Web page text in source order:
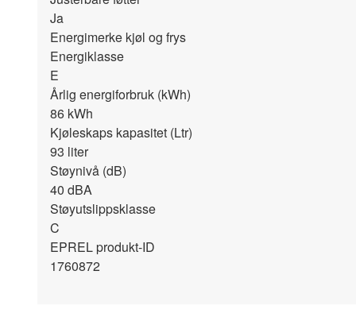
Ja
Energimerke kjøl og frys
Energiklasse
E
Årlig energiforbruk (kWh)
86 kWh
Kjøleskaps kapasitet (Ltr)
93 liter
Støynivå (dB)
40 dBA
Støyutslippsklasse
C
EPREL produkt-ID
1760872